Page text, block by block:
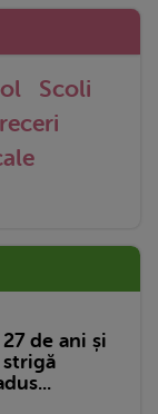
Scoli
de ani și